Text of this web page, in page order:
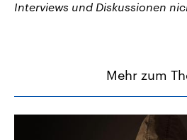
Interviews und Diskussionen
Mehr zum